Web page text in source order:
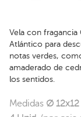
Vela con fragancia
Atlántico para
notas verdes,
amaderado de
los sentidos.
Medidas Ø